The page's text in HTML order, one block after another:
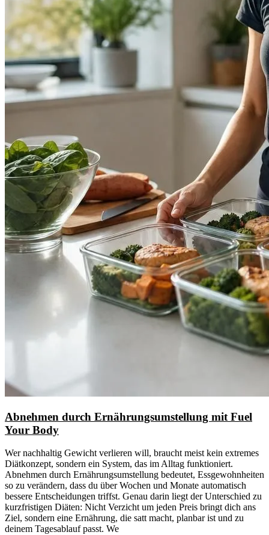
Abnehmen durch Ernährungsumstellung mit Fuel
Your Body
Wer nachhaltig Gewicht verlieren will, braucht meist kein extremes
Diätkonzept, sondern ein System, das im Alltag funktioniert.
Abnehmen durch Ernährungsumstellung bedeutet, Essgewohnheiten
so zu verändern, dass du über Wochen und Monate automatisch
bessere Entscheidungen triffst. Genau darin liegt der Unterschied zu
kurzfristigen Diäten: Nicht Verzicht um jeden Preis bringt dich ans
Ziel, sondern eine Ernährung, die satt macht, planbar ist und zu
deinem Tagesablauf passt. We